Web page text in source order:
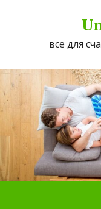
все для